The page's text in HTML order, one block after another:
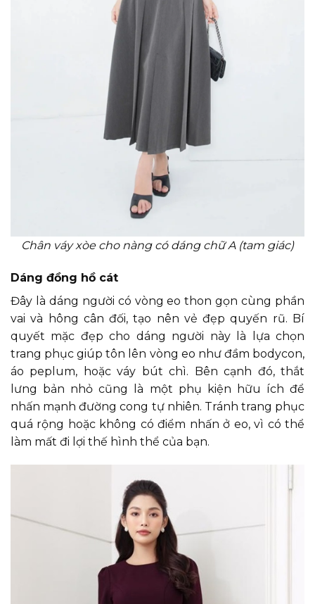
Chân váy xòe cho nàng có dáng chữ A (tam giác)
Dáng đồng hồ cát
Đây là dáng người có vòng eo thon gọn cùng phần
vai và hông cân đối, tạo nên vẻ đẹp quyến rũ. Bí
quyết mặc đẹp cho dáng người này là lựa chọn
trang phục giúp tôn lên vòng eo như đầm bodycon,
áo peplum, hoặc váy bút chì. Bên cạnh đó, thắt
lưng bản nhỏ cũng là một phụ kiện hữu ích để
nhấn mạnh đường cong tự nhiên. Tránh trang phục
quá rộng hoặc không có điểm nhấn ở eo, vì có thể
làm mất đi lợi thế hình thể của bạn.